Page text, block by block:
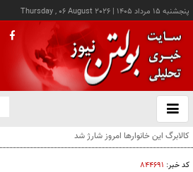
پنجشنبه ۱۵ مرداد ۱۴۰۵ |
Thursday , 06 August 2026
باز
و
کد خبر: ۸۴۴۶۹۱